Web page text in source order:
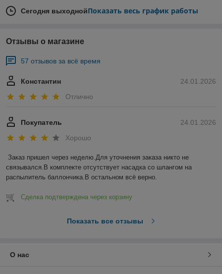
Сегодня выходнойПоказать весь график работы
Отзывы о магазине
57 отзывов за всё время
24.01.2026
Константин
Отлично
24.01.2026
Покупатель
Хорошо
Заказ пришел через неделю.Для уточнения заказа никто не
связывался.В комплекте отсутствует насадка со шлангом на
распылитель баллончика.В остальном всё верно.
Сделка подтверждена через корзину
Показать все отзывы
О нас